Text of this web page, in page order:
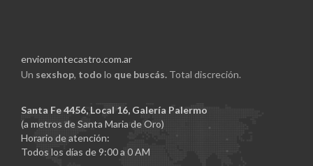
enviomontecastro.com.ar
Un sexshop, todo lo que buscás. Total discreción.
Santa Fe 4456, Local 16, Galería Palermo
(a metros de Santa Maria de Oro)
Horario de atención:
Todos los días de 9:00 a 0 AM